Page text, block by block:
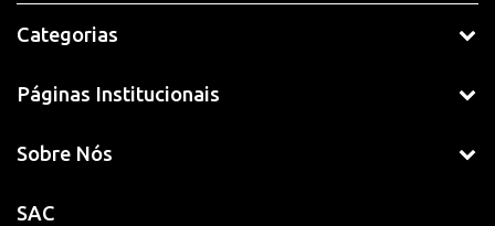
Categorias
Páginas Institucionais
Sobre Nós
SAC